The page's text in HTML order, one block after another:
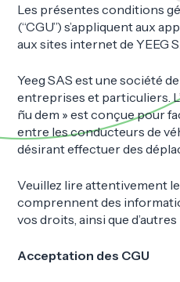
Les présentes conditions
(“CGU”) s’appliquent aux
aux sites internet de YEEG
Yeeg SAS est une société
entreprises et particuliers.
ñu dem » est conçue pour
entre les conducteurs de
désirant effectuer des
Veuillez lire attentivement
comprennent des
vos droits, ainsi que
Acceptation des CGU